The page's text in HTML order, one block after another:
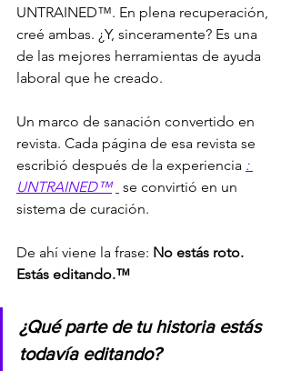
UNTRAINED™. En plena recuperación,
creé ambas. ¿Y, sinceramente? Es una
de las mejores herramientas de ayuda
laboral que he creado.
Un marco de sanación convertido en
revista. Cada página de esa revista se
escribió después de la experiencia :
UNTRAINED™
se convirtió en un
sistema de curación.
De ahí viene la frase: No estás roto.
Estás editando.™
¿Qué parte de tu historia estás
todavía editando?